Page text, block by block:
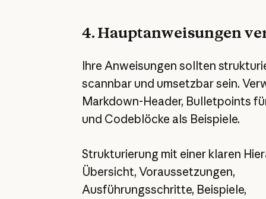
4. Hauptanweisungen
Ihre Anweisungen sollten
scannbar und umsetzbar sein.
Markdown-Header, Bulletpoints
und Codeblöcke als Beispiele.
Strukturierung mit einer klaren
Übersicht, Voraussetzungen,
Ausführungsschritte, Beispiele,